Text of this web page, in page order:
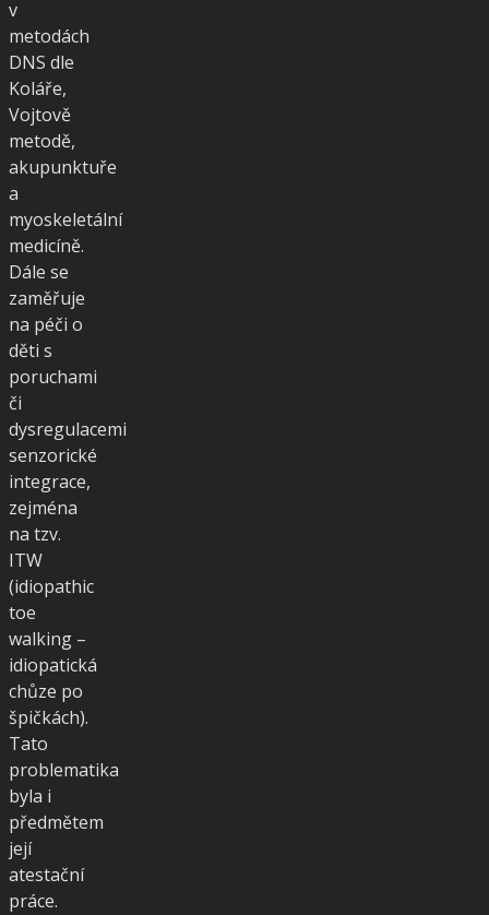
v
metodách
DNS dle
Koláře,
Vojtově
metodě,
akupunktuře
a
myoskeletální
medicíně.
Dále se
zaměřuje
na péči o
děti s
poruchami
či
dysregulacemi
senzorické
integrace,
zejména
na tzv.
ITW
(idiopathic
toe
walking –
idiopatická
chůze po
špičkách).
Tato
problematika
byla i
předmětem
její
atestační
práce.